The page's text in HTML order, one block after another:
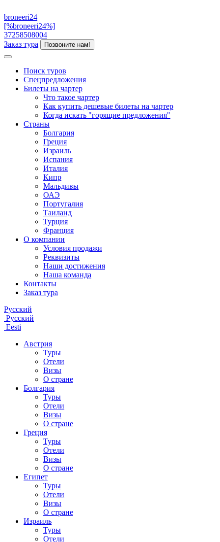
broneeri24
[%broneeri24%]
37258508004
Заказ тура
Позвоните нам!
Поиск туров
Спецпредложения
Билеты на чартер
Что такое чартер
Как купить дешевые билеты на чартер
Когда искать "горящие предложения"
Страны
Болгария
Греция
Израиль
Испания
Италия
Кипр
Мальдивы
ОАЭ
Португалия
Таиланд
Турция
Франция
О компании
Условия продажи
Реквизиты
Наши достижения
Наша команда
Контакты
Заказ тура
Русский
Русский
Eesti
Австрия
Туры
Отели
Визы
О стране
Болгария
Туры
Отели
Визы
О стране
Греция
Туры
Отели
Визы
О стране
Египет
Туры
Отели
Визы
О стране
Израиль
Туры
Отели